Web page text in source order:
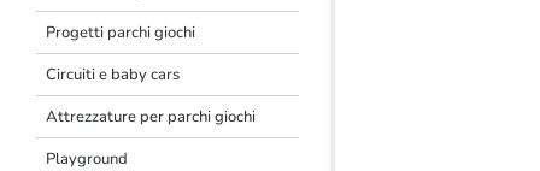
Progetti parchi giochi
Circuiti e baby cars
Attrezzature per parchi giochi
Playground